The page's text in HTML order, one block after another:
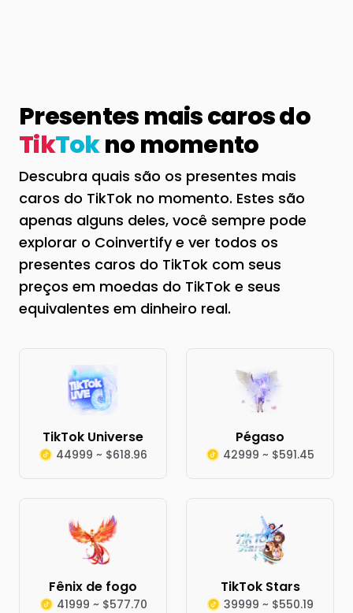
Presentes mais caros do
TikTokno momento
Descubra quais são os presentes mais
caros do TikTok no momento. Estes são
apenas alguns deles, você sempre pode
explorar o Coinvertify e ver todos os
presentes caros do TikTok com seus
preços em moedas do TikTok e seus
equivalentes em dinheiro real.
TikTok Universe
44999 ~ $618.96
Pégaso
42999 ~ $591.45
Fênix de fogo
41999 ~ $577.70
TikTok Stars
39999 ~ $550.19